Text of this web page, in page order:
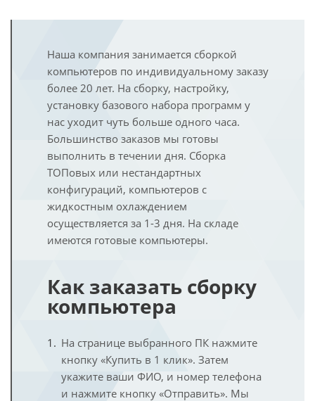
Наша компания занимается сборкой
компьютеров по индивидуальному заказу
более 20 лет. На сборку, настройку,
установку базового набора программ у
нас уходит чуть больше одного часа.
Большинство заказов мы готовы
выполнить в течении дня. Сборка
ТОПовых или нестандартных
конфигураций, компьютеров с
жидкостным охлаждением
осуществляется за 1-3 дня. На складе
имеются готовые компьютеры.
Как заказать сборку
компьютера
На странице выбранного ПК нажмите
кнопку «Купить в 1 клик». Затем
укажите ваши ФИО, и номер телефона
и нажмите кнопку «Отправить». Мы